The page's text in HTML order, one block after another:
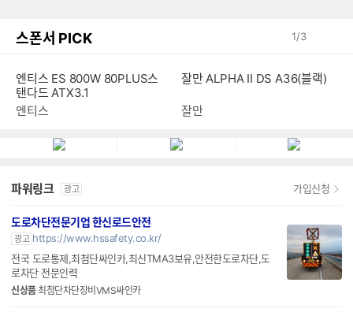
스폰서 PICK 1/3
엔티스 ES 800W 80PLUS스
탠다드 ATX3.1
엔티스
잘만 ALPHA II DS A36(블랙)
잘만
파워링크 광고 가입신청
도로차단전문기업 한신로드안전
광고 https://www.hssafety.co.kr/
전국 도로통제,최첨단싸인카,최신TMA3보유,안전한도로차단,도
로차단 전문인력
신상품최첨단차단장비VMS싸인카